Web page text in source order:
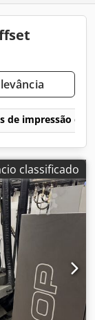
de impressão e
classificado